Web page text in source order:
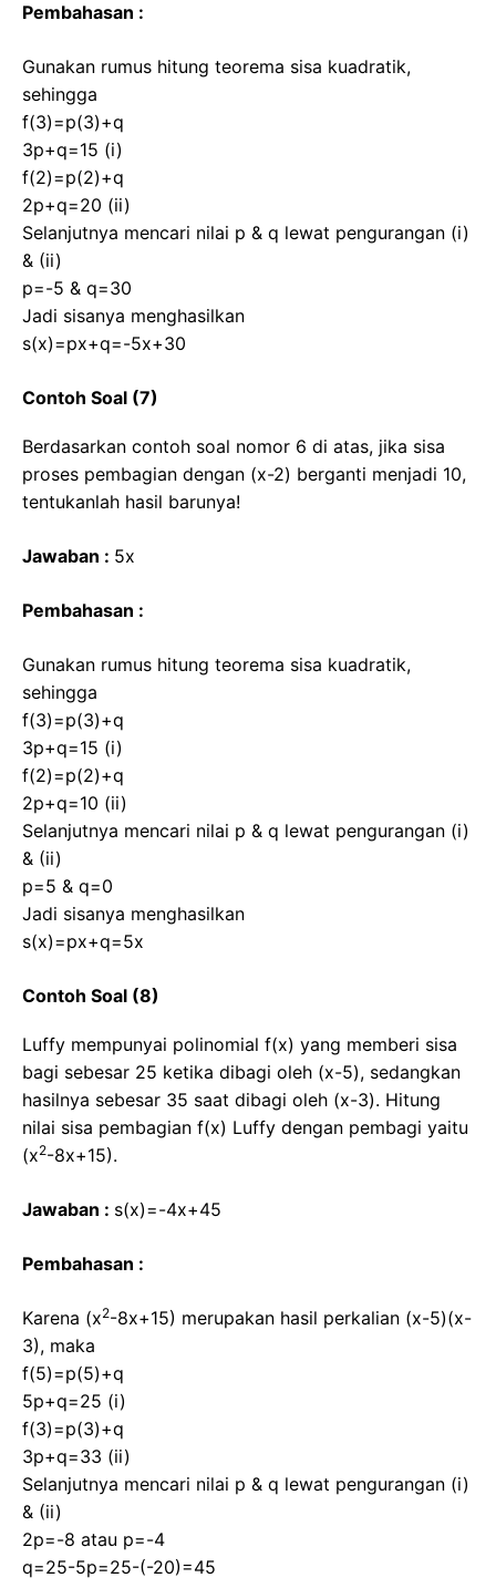
Pembahasan :
Gunakan rumus hitung teorema sisa kuadratik,
sehingga
f(3)=p(3)+q
3p+q=15 (i)
f(2)=p(2)+q
2p+q=20 (ii)
Selanjutnya mencari nilai p & q lewat pengurangan (i)
& (ii)
p=-5 & q=30
Jadi sisanya menghasilkan
s(x)=px+q=-5x+30
Contoh Soal (7)
Berdasarkan contoh soal nomor 6 di atas, jika sisa
proses pembagian dengan (x-2) berganti menjadi 10,
tentukanlah hasil barunya!
Jawaban : 5x
Pembahasan :
Gunakan rumus hitung teorema sisa kuadratik,
sehingga
f(3)=p(3)+q
3p+q=15 (i)
f(2)=p(2)+q
2p+q=10 (ii)
Selanjutnya mencari nilai p & q lewat pengurangan (i)
& (ii)
p=5 & q=0
Jadi sisanya menghasilkan
s(x)=px+q=5x
Contoh Soal (8)
Luffy mempunyai polinomial f(x) yang memberi sisa
bagi sebesar 25 ketika dibagi oleh (x-5), sedangkan
hasilnya sebesar 35 saat dibagi oleh (x-3). Hitung
nilai sisa pembagian f(x) Luffy dengan pembagi yaitu
(x2-8x+15).
Jawaban : s(x)=-4x+45
Pembahasan :
Karena (x2-8x+15) merupakan hasil perkalian (x-5)(x-
3), maka
f(5)=p(5)+q
5p+q=25 (i)
f(3)=p(3)+q
3p+q=33 (ii)
Selanjutnya mencari nilai p & q lewat pengurangan (i)
& (ii)
2p=-8 atau p=-4
q=25-5p=25-(-20)=45